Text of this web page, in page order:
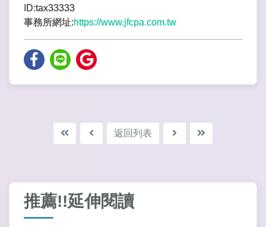
ID:tax33333
事務所網址:https://www.jfcpa.com.tw
返回列表
推薦!!延伸閱讀